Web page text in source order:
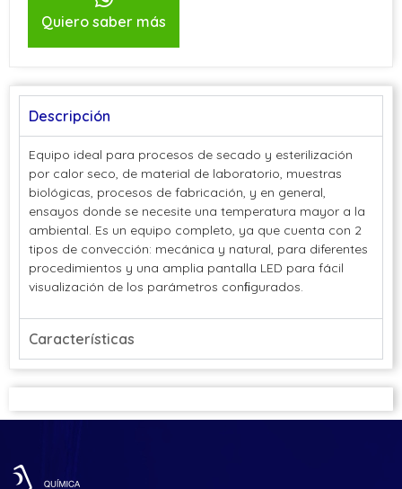
Quiero saber más
Descripción
Equipo ideal para procesos de secado y esterilización
por calor seco, de material de laboratorio, muestras
biológicas, procesos de fabricación, y en general,
ensayos donde se necesite una temperatura mayor a la
ambiental. Es un equipo completo, ya que cuenta con 2
tipos de convección: mecánica y natural, para diferentes
procedimientos y una amplia pantalla LED para fácil
visualización de los parámetros conﬁgurados.
Características